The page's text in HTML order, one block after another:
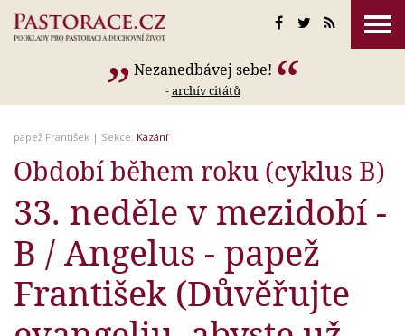
Nezanedbávej sebe!
-archív citátů
papež František | Sekce: Kázání
Období během roku (cyklus B)
33. neděle v mezidobí -
B / Angelus - papež
František (Důvěřujte